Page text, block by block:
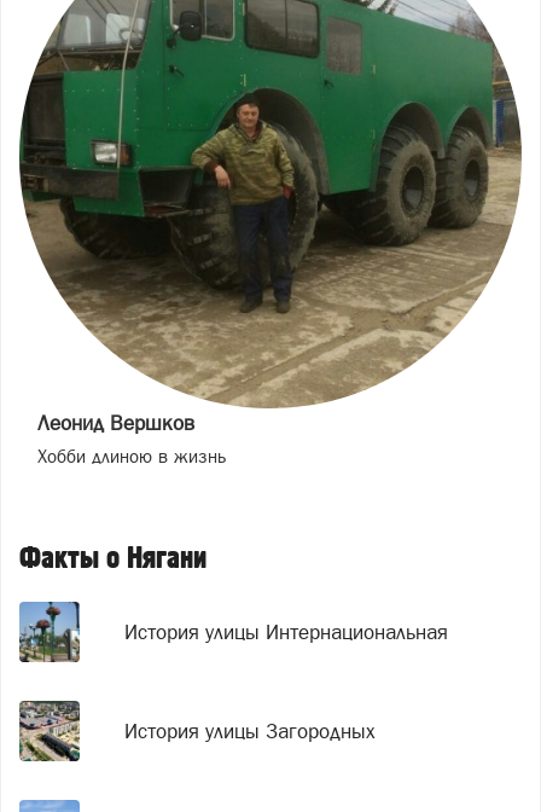
Леонид Вершков
Хобби длиною в жизнь
Факты о Нягани
История улицы Интернациональная
История улицы Загородных